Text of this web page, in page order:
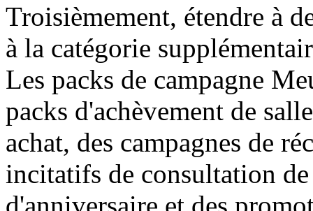
Troisièmement, étendre à
à la catégorie
Les packs de campagne
packs d'achèvement de
achat, des campagnes de
incitatifs de consultation
d'anniversaire et des